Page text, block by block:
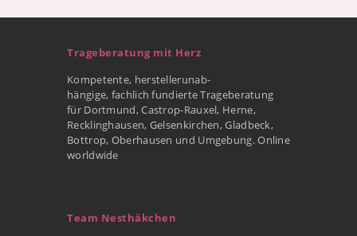
Trageberatung mit Herz
Kompetente, herstellerunab-
hängige, fachlich fundierte Trageberatung
für Dortmund, Castrop-Rauxel, Herne,
Recklinghausen, Gelsenkirchen, Gladbeck,
Bottrop, Oberhausen und Umgebung. Online
worldwide
Team Nesthäkchen